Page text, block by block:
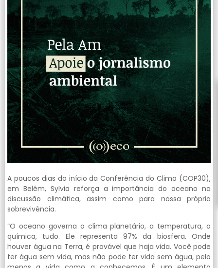
A poucos dias do início da Conferência do Clima (COP30),
em Belém, Sylvia reforça a importância do oceano na
discussão climática, assim como para nossa própria
sobrevivência.
“O oceano governa o clima planetário, a temperatura, a
química, tudo. Ele representa 97% da biosfera. Onde
houver água na Terra, é provável que haja vida. Você pode
ter água sem vida, mas não pode ter vida sem água, pelo